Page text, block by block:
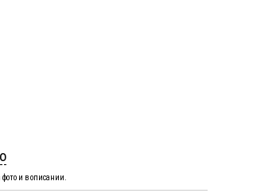
фото и в описании.